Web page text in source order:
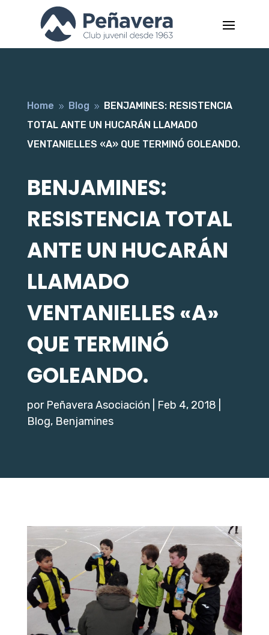
Home 9 Blog 9 BENJAMINES: RESISTENCIA
TOTAL ANTE UN HUCARÁN LLAMADO
VENTANIELLES «A» QUE TERMINÓ GOLEANDO.
BENJAMINES:
RESISTENCIA TOTAL
ANTE UN HUCARÁN
LLAMADO
VENTANIELLES «A»
QUE TERMINÓ
GOLEANDO.
por Peñavera Asociación Feb 4, 2018
Blog, Benjamines